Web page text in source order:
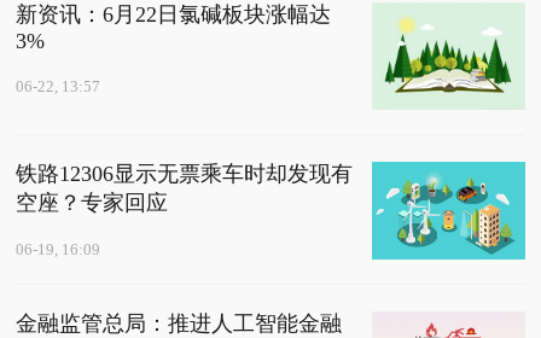
新资讯：6月22日氯碱板块涨幅达
3%
06-22, 13:57
铁路12306显示无票乘车时却发现有
空座？专家回应
06-19, 16:09
金融监管总局：推进人工智能金融